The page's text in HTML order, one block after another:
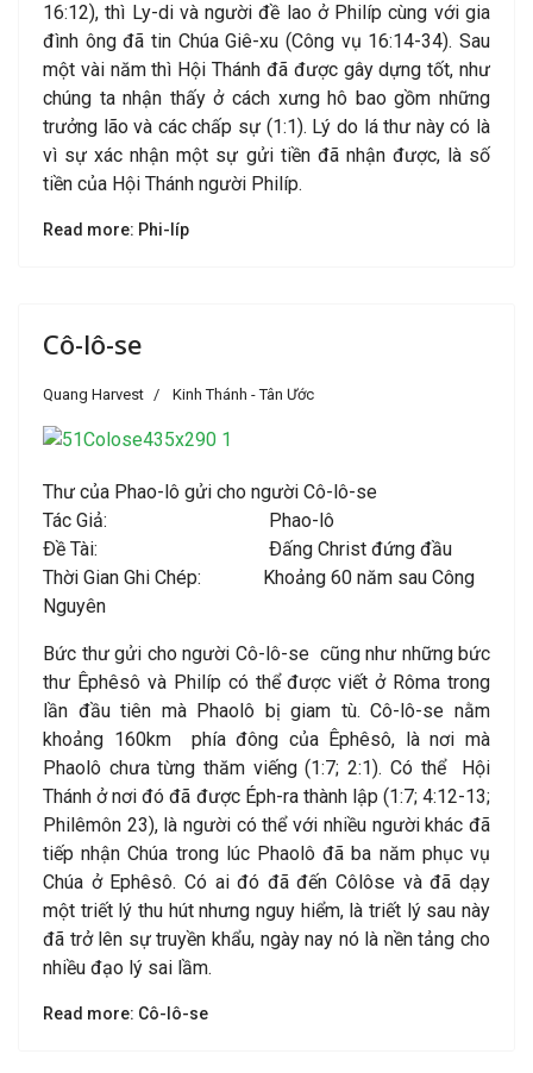
16:12), thì Ly-di và người đề lao ở Philíp cùng với gia
đình ông đã tin Chúa Giê-xu (Công vụ 16:14-34). Sau
một vài năm thì Hội Thánh đã được gây dựng tốt, như
chúng ta nhận thấy ở cách xưng hô bao gồm những
trưởng lão và các chấp sự (1:1). Lý do lá thư này có là
vì sự xác nhận một sự gửi tiền đã nhận được, là số
tiền của Hội Thánh người Philíp.
Read more: Phi-líp
Cô-lô-se
Quang Harvest Kinh Thánh - Tân Ước
Thư của Phao-lô gửi cho người Cô-lô-se
Tác Giả: Phao-lô
Ðề Tài: Ðấng Christ đứng đầu
Thời Gian Ghi Chép: Khoảng 60 năm sau Công
Nguyên
Bức thư gửi cho người Cô-lô-se cũng như những bức
thư Êphêsô và Philíp có thể được viết ở Rôma trong
lần đầu tiên mà Phaolô bị giam tù. Cô-lô-se nằm
khoảng 160km phía đông của Êphêsô, là nơi mà
Phaolô chưa từng thăm viếng (1:7; 2:1). Có thể Hội
Thánh ở nơi đó đã được Éph-ra thành lập (1:7; 4:12-13;
Philêmôn 23), là người có thể với nhiều người khác đã
tiếp nhận Chúa trong lúc Phaolô đã ba năm phục vụ
Chúa ở Ephêsô. Có ai đó đã đến Côlôse và đã dạy
một triết lý thu hút nhưng nguy hiểm, là triết lý sau này
đã trở lên sự truyền khẩu, ngày nay nó là nền tảng cho
nhiều đạo lý sai lầm.
Read more: Cô-lô-se